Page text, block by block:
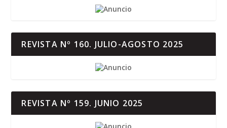
REVISTA Nº 160. JULIO-AGOSTO 2025
REVISTA Nº 159. JUNIO 2025